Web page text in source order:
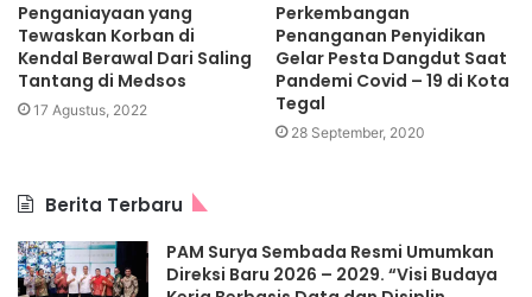
Penganiayaan yang
Tewaskan Korban di
Kendal Berawal Dari Saling
Tantang di Medsos
17 Agustus, 2022
Perkembangan
Penanganan Penyidikan
Gelar Pesta Dangdut Saat
Pandemi Covid – 19 di Kota
Tegal
28 September, 2020
Berita Terbaru
PAM Surya Sembada Resmi Umumkan
Direksi Baru 2026 – 2029. “Visi Budaya